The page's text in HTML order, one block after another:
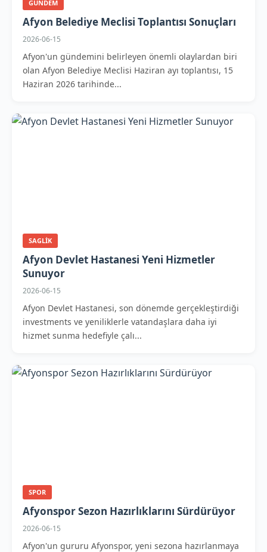
GUNDEM
Afyon Belediye Meclisi Toplantısı Sonuçları
2026-06-15
Afyon'un gündemini belirleyen önemli olaylardan biri
olan Afyon Belediye Meclisi Haziran ayı toplantısı, 15
Haziran 2026 tarihinde...
SAGLIK
Afyon Devlet Hastanesi Yeni Hizmetler
Sunuyor
2026-06-15
Afyon Devlet Hastanesi, son dönemde gerçekleştirdiği
investments ve yeniliklerle vatandaşlara daha iyi
hizmet sunma hedefiyle çalı...
SPOR
Afyonspor Sezon Hazırlıklarını Sürdürüyor
2026-06-15
Afyon'un gururu Afyonspor, yeni sezona hazırlanmaya